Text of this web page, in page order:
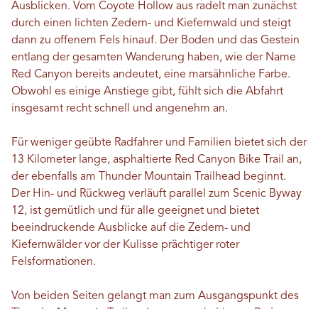
Ausblicken. Vom Coyote Hollow aus radelt man zunächst
durch einen lichten Zedern- und Kiefernwald und steigt
dann zu offenem Fels hinauf. Der Boden und das Gestein
entlang der gesamten Wanderung haben, wie der Name
Red Canyon bereits andeutet, eine marsähnliche Farbe.
Obwohl es einige Anstiege gibt, fühlt sich die Abfahrt
insgesamt recht schnell und angenehm an.
Für weniger geübte Radfahrer und Familien bietet sich der
13 Kilometer lange, asphaltierte Red Canyon Bike Trail an,
der ebenfalls am Thunder Mountain Trailhead beginnt.
Der Hin- und Rückweg verläuft parallel zum Scenic Byway
12, ist gemütlich und für alle geeignet und bietet
beeindruckende Ausblicke auf die Zedern- und
Kiefernwälder vor der Kulisse prächtiger roter
Felsformationen.
Von beiden Seiten gelangt man zum Ausgangspunkt des